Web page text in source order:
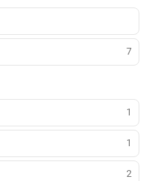
7
1
1
2